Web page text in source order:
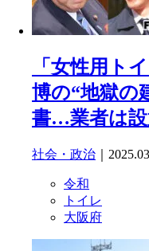
「女性用ト
博の“地獄の
書…業者は設
社会・政治 ｜
令和
トイレ
大阪府